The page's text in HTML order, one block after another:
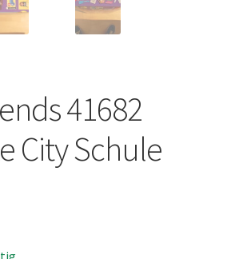
41682
City Schule